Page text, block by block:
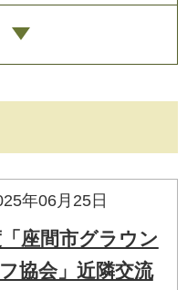
年06月25日
座間市グラウン
協会」近隣交流